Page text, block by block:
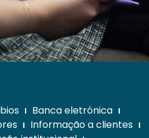
Banca eletrónica
Informação a clientes